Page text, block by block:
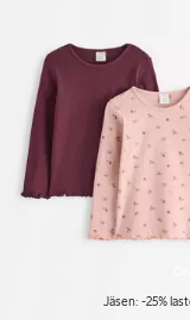
Jäsen: -25%